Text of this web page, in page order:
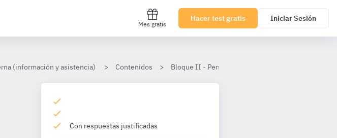
Mes gratis
Hacer test gratis Iniciar Sesión
(información y asistencia) Contenidos Bloque II - Personal Laboral Agencia Tributaria I1
Con respuestas justificadas